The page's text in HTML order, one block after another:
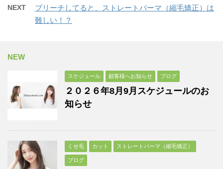
NEXT
ブリーチしてると、ストレートパーマ（縮毛矯正）は
難しい！？
NEW
スケジュール 顧客様へお知らせ ブログ
２０２６年8月9月スケジュールのお
知らせ
くせ毛 カット ストレートパーマ（縮毛矯正）
ブログ